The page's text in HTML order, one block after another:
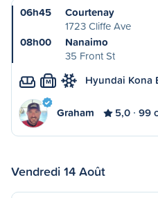
06h45
Courtenay
1723 Cliffe Ave
08h00
Nanaimo
35 Front St
M Hyundai Kona
Graham 5,0 99
Vendredi 14 Août